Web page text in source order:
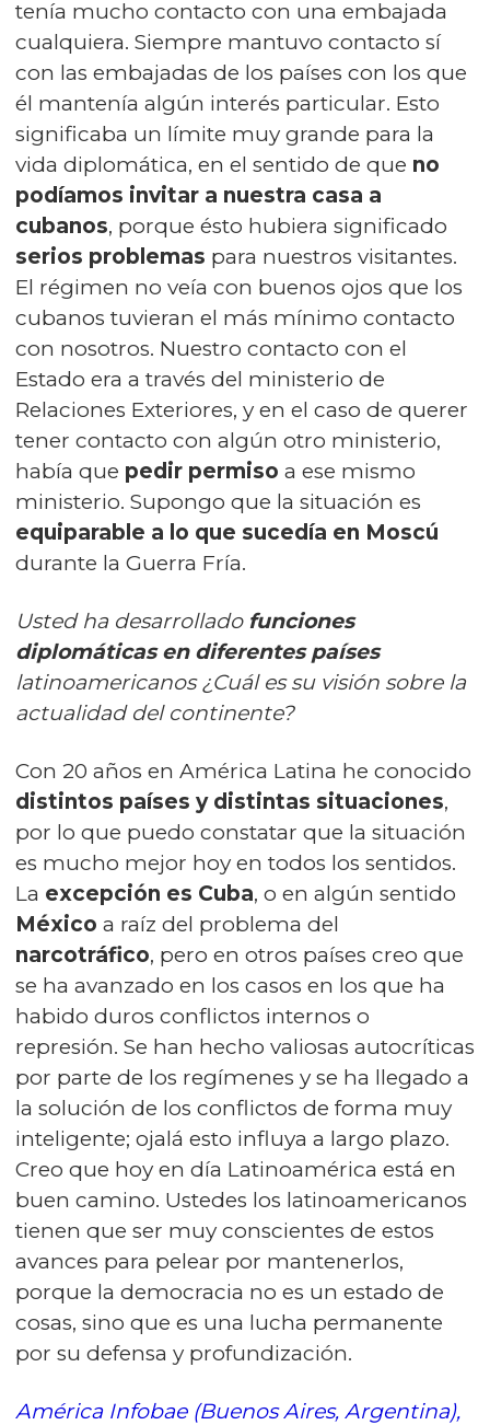
tenía mucho contacto con una embajada
cualquiera. Siempre mantuvo contacto sí
con las embajadas de los países con los que
él mantenía algún interés particular. Esto
significaba un límite muy grande para la
vida diplomática, en el sentido de que no
podíamos invitar a nuestra casa a
cubanos, porque ésto hubiera significado
serios problemas para nuestros visitantes.
El régimen no veía con buenos ojos que los
cubanos tuvieran el más mínimo contacto
con nosotros. Nuestro contacto con el
Estado era a través del ministerio de
Relaciones Exteriores, y en el caso de querer
tener contacto con algún otro ministerio,
había que pedir permiso a ese mismo
ministerio. Supongo que la situación es
equiparable a lo que sucedía en Moscú
durante la Guerra Fría.
Usted ha desarrollado funciones
diplomáticas en diferentes países
latinoamericanos ¿Cuál es su visión sobre la
actualidad del continente?
Con 20 años en América Latina he conocido
distintos países y distintas situaciones,
por lo que puedo constatar que la situación
es mucho mejor hoy en todos los sentidos.
La excepción es Cuba, o en algún sentido
México a raíz del problema del
narcotráfico, pero en otros países creo que
se ha avanzado en los casos en los que ha
habido duros conflictos internos o
represión. Se han hecho valiosas autocríticas
por parte de los regímenes y se ha llegado a
la solución de los conflictos de forma muy
inteligente; ojalá esto influya a largo plazo.
Creo que hoy en día Latinoamérica está en
buen camino. Ustedes los latinoamericanos
tienen que ser muy conscientes de estos
avances para pelear por mantenerlos,
porque la democracia no es un estado de
cosas, sino que es una lucha permanente
por su defensa y profundización.
América Infobae (Buenos Aires, Argentina),